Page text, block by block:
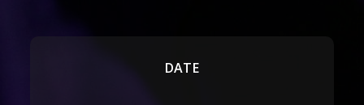
DATE